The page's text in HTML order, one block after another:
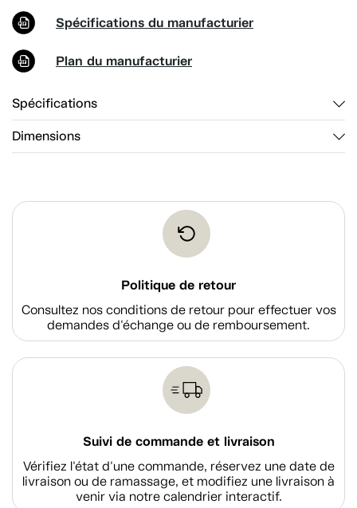
Spécifications du manufacturier
Plan du manufacturier
Spécifications
Dimensions
Politique de retour
Consultez nos conditions de retour pour effectuer vos
demandes d'échange ou de remboursement.
Suivi de commande et livraison
Vérifiez l'état d'une commande, réservez une date de
livraison ou de ramassage, et modifiez une livraison à
venir via notre calendrier interactif.